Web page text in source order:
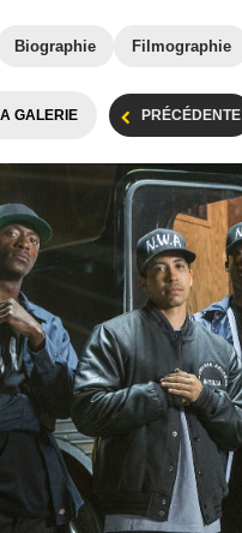
Biographie Filmographie
GALERIE PRÉCÉDENTE